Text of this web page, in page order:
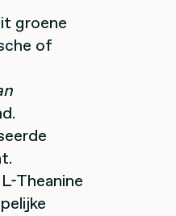
groene
of
Theanine